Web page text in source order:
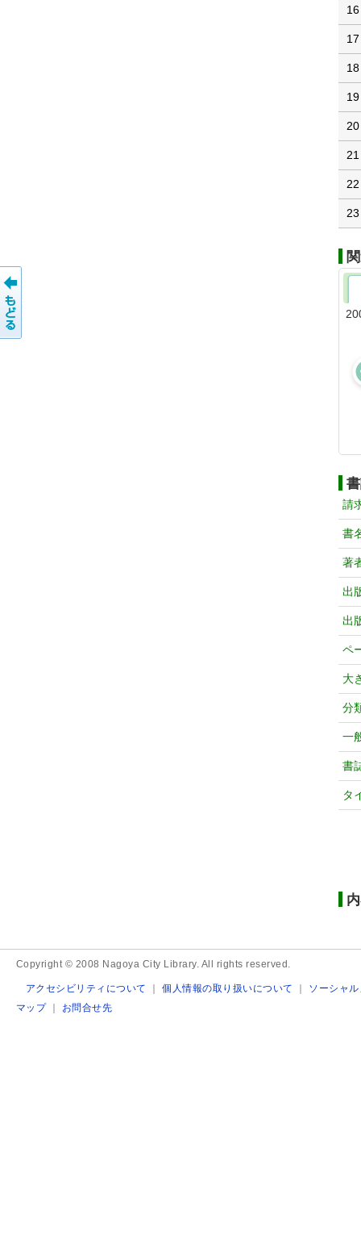
16
17
18
19
20
21
22
23
請
書
著
出
出
ペ
大
分
一
書
タ
Copyright © 2008 Nagoya City Library. All rights reserved.
アクセシビリティについて ｜個人情報の取り扱いについて ｜ ソーシャ
マップ｜ お問合せ先